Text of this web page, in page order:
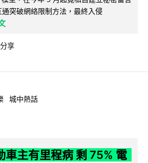
突破網絡限制方法，最終入侵
分享
城中熱話
車主有里程病 剩 75% 電